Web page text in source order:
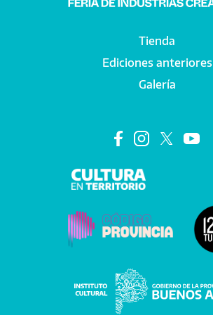
Tienda
Ediciones anteriores
Galería